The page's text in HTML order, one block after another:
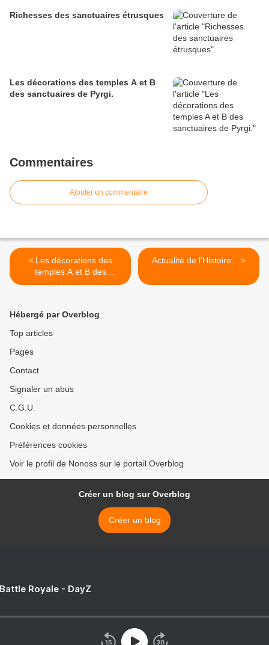
Richesses des sanctuaires étrusques
Les décorations des temples A et B
des sanctuaires de Pyrgi.
Commentaires
Ajouter un commentaire
< Les décorations des
temples A et B des
sanctuaires de Pyrgi.
Actualité de l'Histoire... >
Hébergé par Overblog
Top articles
Pages
Contact
Signaler un abus
C.G.U.
Cookies et données personnelles
Préférences cookies
Voir le profil de Nonoss sur le portail Overblog
Créer un blog sur Overblog
Créer un blog
Royale - DayZ